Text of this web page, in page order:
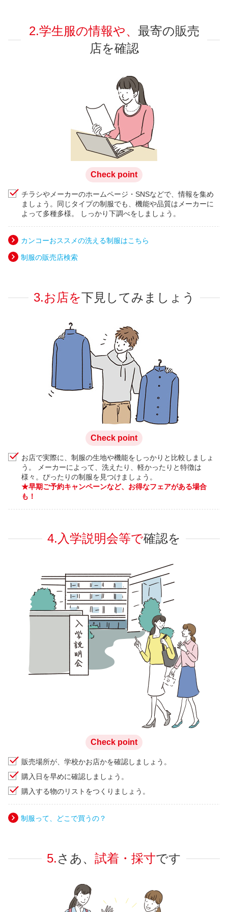
2.学生服の情報や、 最寄の販売
店を確認
Check point
チラシやメーカーのホームページ・SNSなどで、情報を集め
ましょう。同じタイプの制服でも、機能や品質はメーカーに
よって多種多様。 しっかり下調べをしましょう。
カンコーおススメの洗える制服はこちら
制服の販売店検索
3.お店を下見してみましょう
Check point
お店で実際に、制服の生地や機能をしっかりと比較しましょ
う。 メーカーによって、洗えたり、軽かったりと特徴は
様々。ぴったりの制服を見つけましょう。
★早期ご予約キャンペーンなど、お得なフェアがある場合
も！
4.入学説明会等で確認を
Check point
販売場所が、学校かお店かを確認しましょう。
購入日を早めに確認しましょう。
購入する物のリストをつくりましょう。
制服って、どこで買うの？
5.さあ、 試着・採寸です